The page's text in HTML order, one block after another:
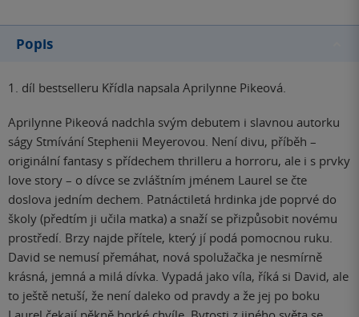
Popis
1. díl bestselleru Křídla napsala Aprilynne Pikeová.
Aprilynne Pikeová nadchla svým debutem i slavnou autorku
ságy Stmívání Stephenii Meyerovou. Není divu, příběh –
originální fantasy s přídechem thrilleru a horroru, ale i s prvky
love story – o dívce se zvláštním jménem Laurel se čte
doslova jedním dechem. Patnáctiletá hrdinka jde poprvé do
školy (předtím ji učila matka) a snaží se přizpůsobit novému
prostředí. Brzy najde přítele, který jí podá pomocnou ruku.
David se nemusí přemáhat, nová spolužačka je nesmírně
krásná, jemná a milá dívka. Vypadá jako víla, říká si David, ale
to ještě netuší, že není daleko od pravdy a že jej po boku